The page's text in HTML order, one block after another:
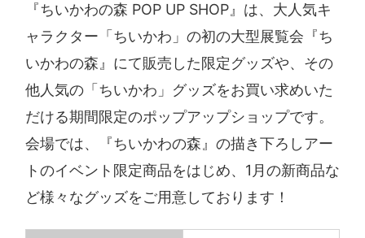
『ちいかわの森 POP UP SHOP』は、大人気キ
ャラクター「ちいかわ」の初の大型展覧会『ち
いかわの森』にて販売した限定グッズや、その
他人気の「ちいかわ」グッズをお買い求めいた
だける期間限定のポップアップショップです。
会場では、『ちいかわの森』の描き下ろしアー
トのイベント限定商品をはじめ、1月の新商品な
ど様々なグッズをご用意しております！